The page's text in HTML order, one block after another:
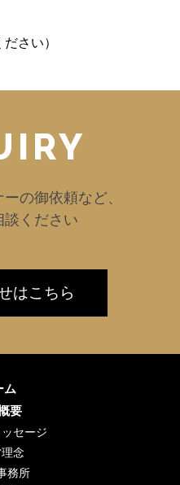
さい）
の御依頼など、
談ください
はこちら
ム
要
セージ
念
務所